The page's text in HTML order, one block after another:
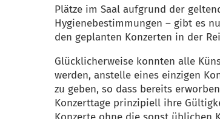
Plätze im Saal aufgrund der
Hygienebestimmungen – gibt es
den geplanten Konzerten in der
Glücklicherweise konnten alle
werden, anstelle eines einzigen
zu geben, so dass bereits
Konzerttage prinzipiell ihre